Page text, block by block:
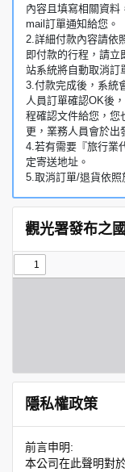
內容且填寫相關資料
mail訂單通知給您。
2.詳細付款內容請依
即付款的行程，請
站系統將自動取消訂
3.付款完成後，系統
人員訂單確認OK後
程確認文件給您，您
更，業務人員會於出
4.若有需要『旅行業
定寄送地址。
5.取消訂單/退貨依照
觀光署發布之
隱私權政策
前言申明:
本公司在此聲明對